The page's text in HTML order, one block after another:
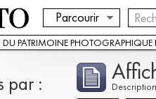
Parcourir
DU PATRIMOINE
par :